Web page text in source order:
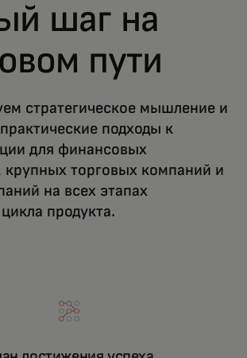
шаг на
пути
стратегическое мышление и
подходы к
для финансовых
крупных торговых компаний и
на всех этапах
продукта.